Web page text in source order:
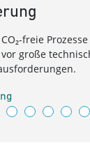
freie
große